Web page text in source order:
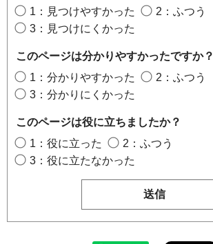
1：見つけやすかった
2：ふつう
3：見つけにくかった
このページは分かりやすかったですか？
1：分かりやすかった
2：ふつう
3：分かりにくかった
このページは役に立ちましたか？
1：役に立った
2：ふつう
3：役に立たなかった